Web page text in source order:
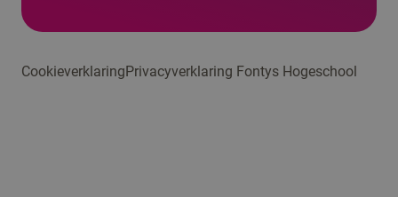
Cookieverklaring Privacyverklaring Fontys Hogeschool